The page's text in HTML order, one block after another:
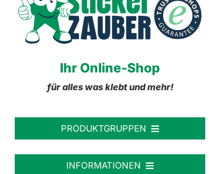
Ihr Online-Shop
für alles was klebt und mehr!
PRODUKTGRUPPEN
Personalisierte Aufkleber
INFORMATIONEN